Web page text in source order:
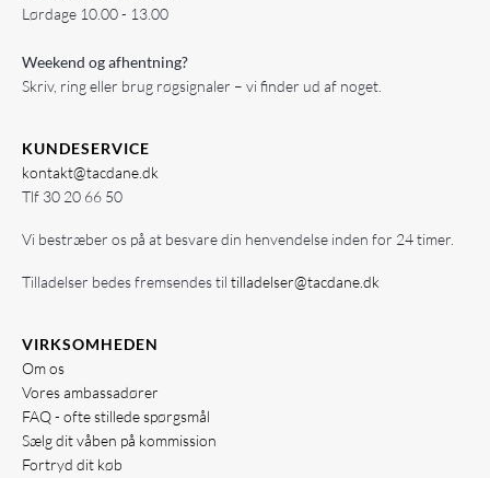
Lørdage 10.00 - 13.00
Weekend og afhentning?
Skriv, ring eller brug røgsignaler – vi finder ud af noget.
KUNDESERVICE
kontakt@tacdane.dk
Tlf 30 20 66 50
Vi bestræber os på at besvare din henvendelse inden for 24 timer.
Tilladelser bedes fremsendes til tilladelser@tacdane.dk
VIRKSOMHEDEN
Om os
Vores ambassadører
FAQ - ofte stillede spørgsmål
Sælg dit våben på kommission
Fortryd dit køb